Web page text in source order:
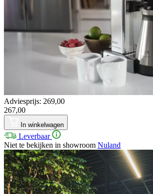
Adviesprijs: 269,00
267,00
In winkelwagen
Leverbaar
Niet te bekijken in showroom Nuland